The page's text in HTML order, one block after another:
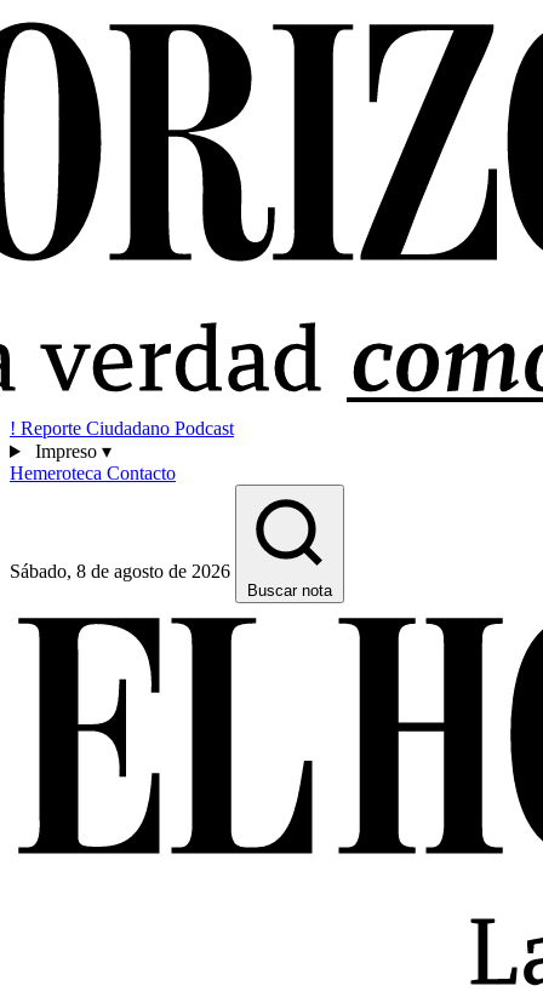
! Reporte Ciudadano Podcast
Impreso ▾
Hemeroteca Contacto
Sábado, 8 de agosto de 2026
Buscar nota